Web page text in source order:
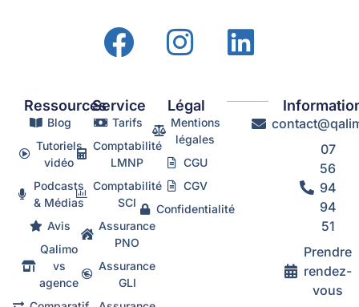
Ressources
Blog
Tutoriels
vidéo
Podcasts
& Médias
Avis
Qalimo
vs
agence
Service
Tarifs
Comptabilité
LMNP
Comptabilité
SCI
Assurance
PNO
Assurance
GLI
Légal
Mentions
légales
CGU
CGV
Confidentialité
07
56
94
94
51
Prendre
rendez-
vous